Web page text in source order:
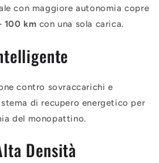
con maggiore autonomia copre
100 km con una sola carica.
contro sovraccarichi e
di recupero energetico per
del monopattino.
Densità